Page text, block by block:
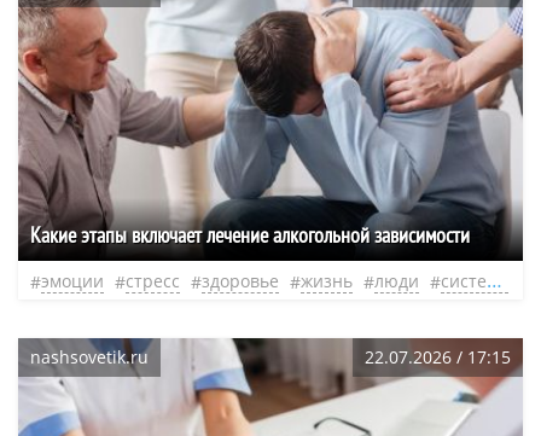
Какие этапы включает лечение алкогольной зависимости
эмоции стресс здоровье жизнь люди система
nashsovetik.ru 22.07.2026 / 17:15